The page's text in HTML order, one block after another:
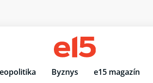
Byznys e15 magazín